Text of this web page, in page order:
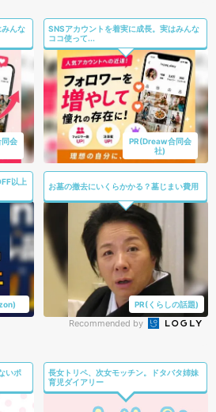
んな
会
SNSアカウントを着実に成長。実はみんな
ココ使って...
PR(Dreaw合同会
社)
以上
お墓の撤去にいくらかかる？墓じまい費用
PR(くらしの話題)
Recommended by
いポ
長女トリペ、次女モッチン。ドタバタ姉妹
育児ダイアリー